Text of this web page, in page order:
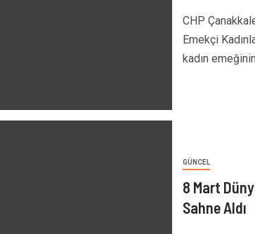
CHP
Emekçi
kadın
GÜNCEL
8 Mart
Sahne Aldı